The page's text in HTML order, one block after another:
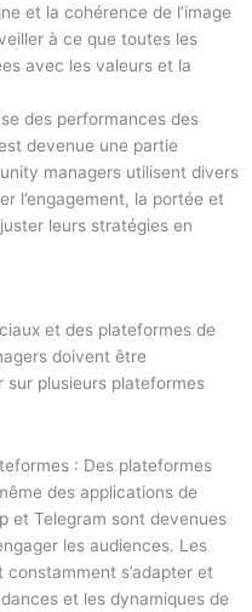
et la cohérence de l’image
à ce que toutes les
avec les valeurs et la
des performances des
devenue une partie
managers utilisent divers
l’engagement, la portée et
leurs stratégies en
et des plateformes de
doivent être
sur plusieurs plateformes
: Des plateformes
des applications de
et Telegram sont devenues
les audiences. Les
s’adapter et
et les dynamiques de